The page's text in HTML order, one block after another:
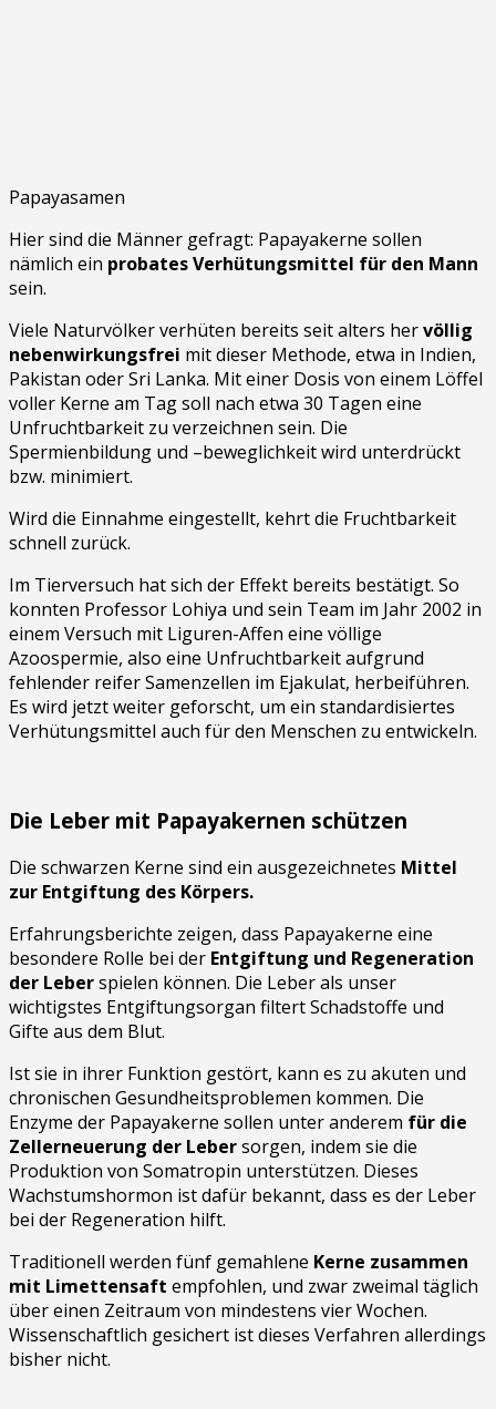
Papayasamen
Hier sind die Männer gefragt: Papayakerne sollen
nämlich ein probates Verhütungsmittel für den Mann
sein.
Viele Naturvölker verhüten bereits seit alters hervöllig
nebenwirkungsfrei mit dieser Methode, etwa in Indien,
Pakistan oder Sri Lanka. Mit einer Dosis von einem Löffel
voller Kerne am Tag soll nach etwa 30 Tagen eine
Unfruchtbarkeit zu verzeichnen sein. Die
Spermienbildung und –beweglichkeit wird unterdrückt
bzw. minimiert.
Wird die Einnahme eingestellt, kehrt die Fruchtbarkeit
schnell zurück.
Im Tierversuch hat sich der Effekt bereits bestätigt. So
konnten Professor Lohiya und sein Team im Jahr 2002 in
einem Versuch mit Liguren-Affen eine völlige
Azoospermie, also eine Unfruchtbarkeit aufgrund
fehlender reifer Samenzellen im Ejakulat, herbeiführen.
Es wird jetzt weiter geforscht, um ein standardisiertes
Verhütungsmittel auch für den Menschen zu entwickeln.
Die Leber mit Papayakernen schützen
Die schwarzen Kerne sind ein ausgezeichnetes Mittel
zur Entgiftung des Körpers.
Erfahrungsberichte zeigen, dass Papayakerne eine
besondere Rolle bei der Entgiftung und Regeneration
der Leberspielen können. Die Leber als unser
wichtigstes Entgiftungsorgan filtert Schadstoffe und
Gifte aus dem Blut.
Ist sie in ihrer Funktion gestört, kann es zu akuten und
chronischen Gesundheitsproblemen kommen. Die
Enzyme der Papayakerne sollen unter anderem für die
Zellerneuerung der Lebersorgen, indem sie die
Produktion von Somatropin unterstützen. Dieses
Wachstumshormon ist dafür bekannt, dass es der Leber
bei der Regeneration hilft.
Traditionell werden fünf gemahlene Kerne zusammen
mit Limettensaft empfohlen, und zwar zweimal täglich
über einen Zeitraum von mindestens vier Wochen.
Wissenschaftlich gesichert ist dieses Verfahren allerdings
bisher nicht.